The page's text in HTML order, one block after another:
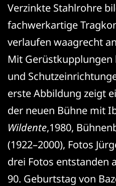
Verzinkte Stahlrohre
fachwerkartige
verlaufen waagrecht
Mit
und
erste Abbildung zeigt
der neuen Bühne mit
Wildente,1980,
(1922–2000), Fotos
drei Fotos entstanden
90. Geburtstag von